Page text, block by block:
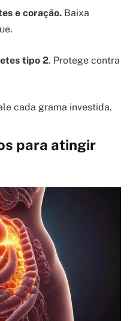
e coração. Baixa
tipo 2. Protege contra
cada grama investida.
para atingir